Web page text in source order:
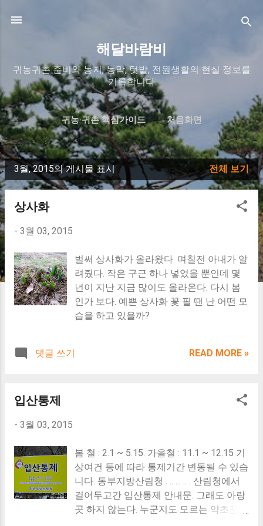
해달바람비
귀농귀촌 준비와 농지, 농막, 텃밭, 전원생활의 현실 정보를
기록합니다
귀농·귀촌 핵심가이드 처음화면
해달바람비 이야기 문의/연락 더보기… .
글
3월, 2015의 게시물 표시 전체 보기
상사화
- 3월 03, 2015
벌써 상사화가 올라왔다. 며칠전 아내가 알
려줬다. 작은 구근 하나 넣었을 뿐인데 몇
년이 지난 지금 많이도 올라온다. 다시 봄
인가 보다. 예쁜 상사화 꽃 필 땐 난 어떤 모
습을 하고 있을까?
댓글 쓰기 READ MORE »
입산통제
- 3월 03, 2015
봄 철 : 2.1 ~ 5.15. 가을철 : 11.1 ~ 12.15 기
상여건 등에 따라 통제기간 변동될 수 있습
니다. 동부지방산림청 . .. ... .. . 산림청에서
걸어두고간 입산통제 안내문. 그래도 아랑
곳 하지 않는다. 누군지도 모르는 약초꾼,